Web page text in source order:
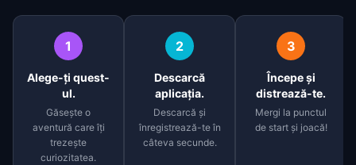
1
Alege-ți quest-
ul.
Găsește o
aventură care îți
trezește
curiozitatea.
2
Descarcă
aplicația.
Descarcă și
înregistrează-te în
câteva secunde.
3
Începe și
distrează-te.
Mergi la punctul
de start și joacă!